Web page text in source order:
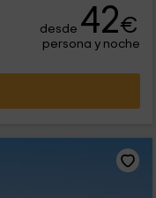
desde 42€
persona y noche